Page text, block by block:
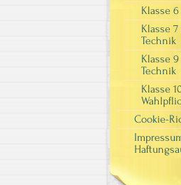
Klasse 6
Klasse
Technik
Klasse
Technik
Klasse
Cookie-